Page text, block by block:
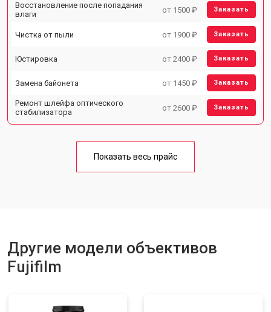
Восстановление после попадания
влаги
от 1500 ₽ Заказать
Чистка от пыли от 1900 ₽ Заказать
Юстировка от 2400 ₽ Заказать
Замена байонета от 1450 ₽ Заказать
Ремонт шлейфа оптического
стабилизатора
от 2600 ₽ Заказать
Показать весь прайс
Другие модели объективов
Fujifilm